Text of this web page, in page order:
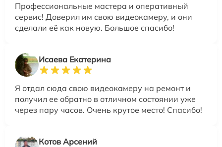
Профессиональные мастера и оперативный
сервис! Доверил им свою видеокамеру, и они
сделали её как новую. Большое спасибо!
Исаева Екатерина
Я отдал сюда свою видеокамеру на ремонт и
получил ее обратно в отличном состоянии уже
через пару часов. Очень крутое место! Спасибо!
Котов Арсений